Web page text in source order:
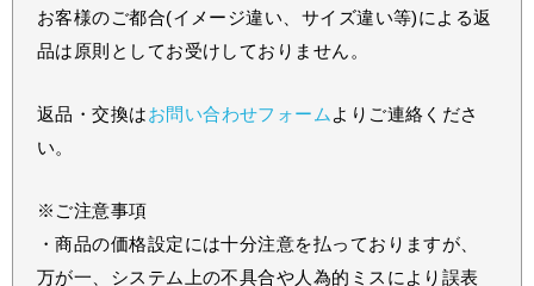
お客様のご都合(イメージ違い、サイズ違い等)による返
品は原則としてお受けしておりません。
返品・交換はお問い合わせフォーム よりご連絡くださ
い。
※ご注意事項
・商品の価格設定には十分注意を払っておりますが、
万が一、システム上の不具合や人為的ミスにより誤表